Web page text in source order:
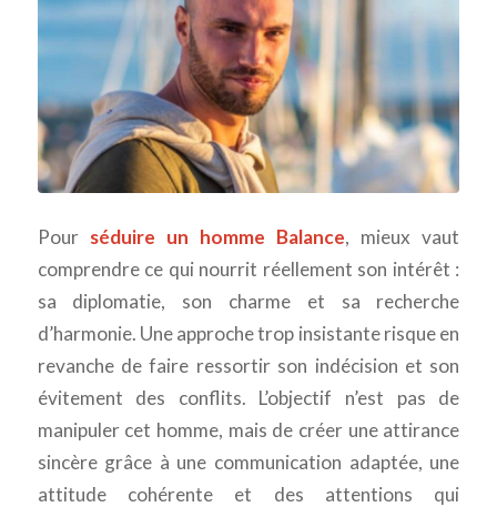
Pour séduire un homme Balance, mieux vaut
comprendre ce qui nourrit réellement son intérêt :
sa diplomatie, son charme et sa recherche
d’harmonie. Une approche trop insistante risque en
revanche de faire ressortir son indécision et son
évitement des conflits. L’objectif n’est pas de
manipuler cet homme, mais de créer une attirance
sincère grâce à une communication adaptée, une
attitude cohérente et des attentions qui